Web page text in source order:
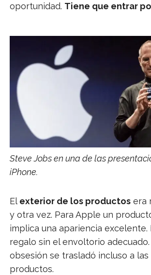
oportunidad. Tiene que entrar
Steve Jobs en una de las
iPhone.
Elexterior de los productos era
y otra vez. Para Apple un
implica una apariencia excelente.
regalo sin el envoltorio adecuado.
obsesión se trasladó incluso a las
productos.